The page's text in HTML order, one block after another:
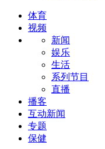
体育
视频
新闻
娱乐
生活
系列节目
直播
播客
互动新闻
专题
保健